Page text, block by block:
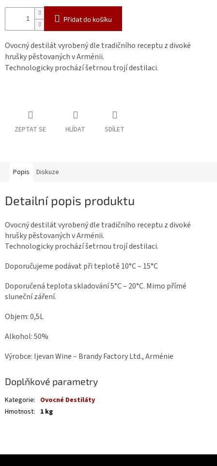
Přidat do košíku
Ovocný destilát vyrobený dle tradičního receptu z divoké
hrušky pěstovaných v Arménii.
Technologicky prochází šetrnou trojí destilaci.
ZEPTAT SE HLÍDAT SDÍLET
Popis Diskuze
Detailní popis produktu
Ovocný destilát vyrobený dle tradičního receptu z divoké
hrušky pěstovaných v Arménii.
Technologicky prochází šetrnou trojí destilaci.
Doporučujeme podávat při teplotě 10°C – 15°C
Doporučená teplota skladování 5°C – 20°C. Mimo přímé
sluneční záření.
Objem: 0,5L
Alkohol: 50%
Výrobce: Ijevan Wine – Brandy Factory Ltd., Arménie
Doplňkové parametry
Kategorie: Ovocné Destiláty
Hmotnost: 1 kg